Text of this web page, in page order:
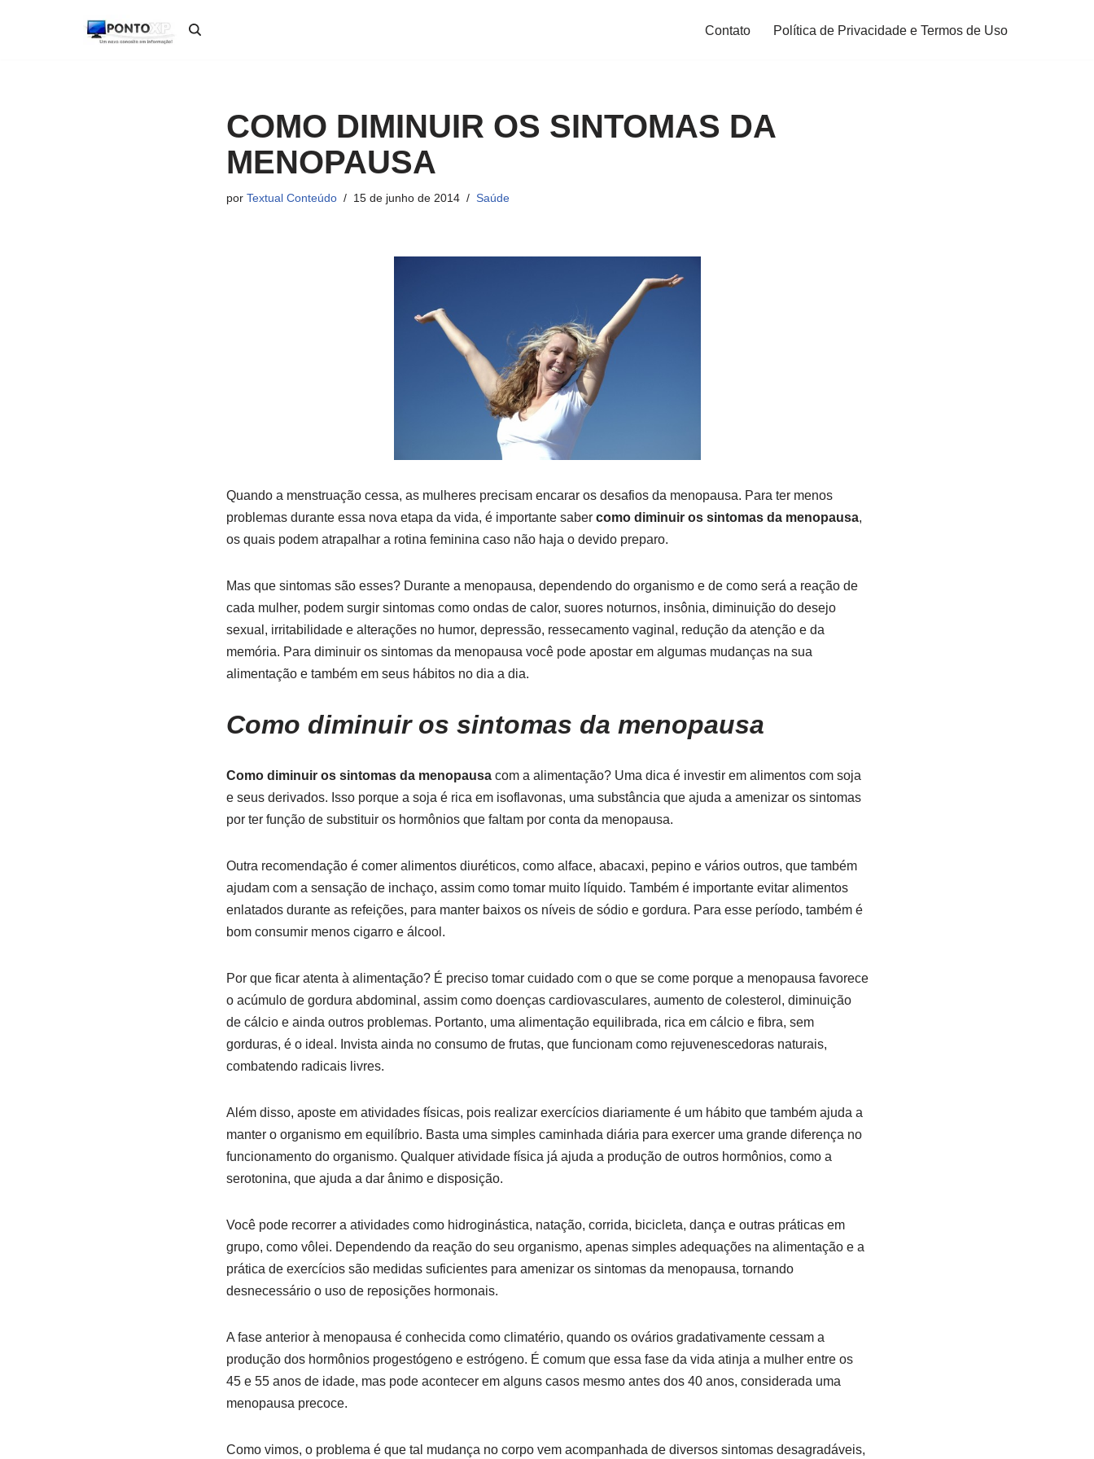
Contato Política de Privacidade e Termos de Uso
COMO DIMINUIR OS SINTOMAS DA
MENOPAUSA
por Textual Conteúdo 15 de junho de 2014 Saúde
Quando a menstruação cessa, as mulheres precisam encarar os desafios da menopausa. Para ter menos
problemas durante essa nova etapa da vida, é importante saber como diminuir os sintomas da menopausa,
os quais podem atrapalhar a rotina feminina caso não haja o devido preparo.
Mas que sintomas são esses? Durante a menopausa, dependendo do organismo e de como será a reação de
cada mulher, podem surgir sintomas como ondas de calor, suores noturnos, insônia, diminuição do desejo
sexual, irritabilidade e alterações no humor, depressão, ressecamento vaginal, redução da atenção e da
memória. Para diminuir os sintomas da menopausa você pode apostar em algumas mudanças na sua
alimentação e também em seus hábitos no dia a dia.
Como diminuir os sintomas da menopausa
Como diminuir os sintomas da menopausacom a alimentação? Uma dica é investir em alimentos com soja
e seus derivados. Isso porque a soja é rica em isoflavonas, uma substância que ajuda a amenizar os sintomas
por ter função de substituir os hormônios que faltam por conta da menopausa.
Outra recomendação é comer alimentos diuréticos, como alface, abacaxi, pepino e vários outros, que também
ajudam com a sensação de inchaço, assim como tomar muito líquido. Também é importante evitar alimentos
enlatados durante as refeições, para manter baixos os níveis de sódio e gordura. Para esse período, também é
bom consumir menos cigarro e álcool.
Por que ficar atenta à alimentação? É preciso tomar cuidado com o que se come porque a menopausa favorece
o acúmulo de gordura abdominal, assim como doenças cardiovasculares, aumento de colesterol, diminuição
de cálcio e ainda outros problemas. Portanto, uma alimentação equilibrada, rica em cálcio e fibra, sem
gorduras, é o ideal. Invista ainda no consumo de frutas, que funcionam como rejuvenescedoras naturais,
combatendo radicais livres.
Além disso, aposte em atividades físicas, pois realizar exercícios diariamente é um hábito que também ajuda a
manter o organismo em equilíbrio. Basta uma simples caminhada diária para exercer uma grande diferença no
funcionamento do organismo. Qualquer atividade física já ajuda a produção de outros hormônios, como a
serotonina, que ajuda a dar ânimo e disposição.
Você pode recorrer a atividades como hidroginástica, natação, corrida, bicicleta, dança e outras práticas em
grupo, como vôlei. Dependendo da reação do seu organismo, apenas simples adequações na alimentação e a
prática de exercícios são medidas suficientes para amenizar os sintomas da menopausa, tornando
desnecessário o uso de reposições hormonais.
A fase anterior à menopausa é conhecida como climatério, quando os ovários gradativamente cessam a
produção dos hormônios progestógeno e estrógeno. É comum que essa fase da vida atinja a mulher entre os
45 e 55 anos de idade, mas pode acontecer em alguns casos mesmo antes dos 40 anos, considerada uma
menopausa precoce.
Como vimos, o problema é que tal mudança no corpo vem acompanhada de diversos sintomas desagradáveis,